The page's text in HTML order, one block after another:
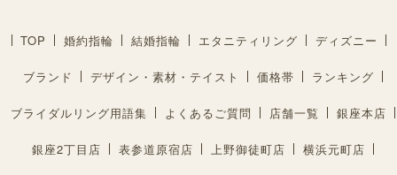
TOP 婚約指輪 結婚指輪 エタニティリング ディズニー
ブランド デザイン・素材・テイスト 価格帯 ランキング
ブライダルリング用語集 よくあるご質問 店舗一覧 銀座本店
銀座2丁目店 表参道原宿店 上野御徒町店 横浜元町店